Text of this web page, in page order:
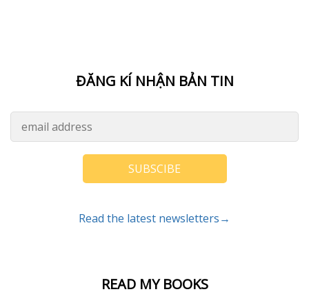
READ MY BOOKS
ĐĂNG KÍ NHẬN BẢN TIN
SUBSCIBE
Read the latest newsletters→